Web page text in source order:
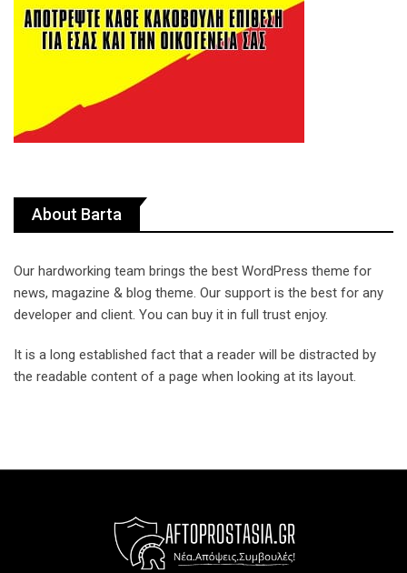
About Barta
Our hardworking team brings the best WordPress theme for
news, magazine & blog theme. Our support is the best for any
developer and client. You can buy it in full trust enjoy.
It is a long established fact that a reader will be distracted by
the readable content of a page when looking at its layout.